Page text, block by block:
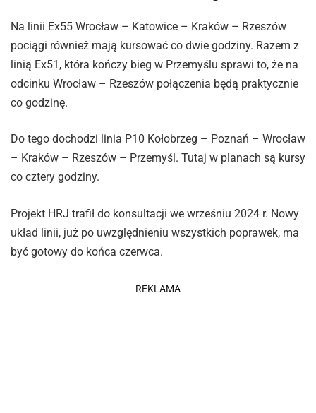
Na linii Ex55 Wrocław – Katowice – Kraków – Rzeszów
pociągi również mają kursować co dwie godziny. Razem z
linią Ex51, która kończy bieg w Przemyślu sprawi to, że na
odcinku Wrocław – Rzeszów połączenia będą praktycznie
co godzinę.
Do tego dochodzi linia P10 Kołobrzeg – Poznań – Wrocław
– Kraków – Rzeszów – Przemyśl. Tutaj w planach są kursy
co cztery godziny.
Projekt HRJ trafił do konsultacji we wrześniu 2024 r. Nowy
układ linii, już po uwzględnieniu wszystkich poprawek, ma
być gotowy do końca czerwca.
REKLAMA